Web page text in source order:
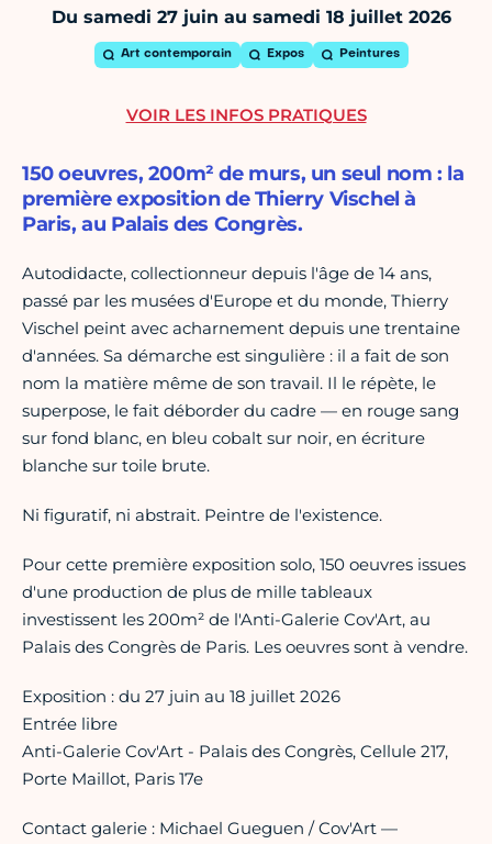
Du samedi 27 juin au samedi 18 juillet 2026
Art contemporain Expos Peintures
150 oeuvres, 200m² de murs, un seul nom : la
première exposition de Thierry Vischel à
Paris, au Palais des Congrès.
Autodidacte, collectionneur depuis l'âge de 14 ans,
passé par les musées d'Europe et du monde, Thierry
Vischel peint avec acharnement depuis une trentaine
d'années. Sa démarche est singulière : il a fait de son
nom la matière même de son travail. Il le répète, le
superpose, le fait déborder du cadre — en rouge sang
sur fond blanc, en bleu cobalt sur noir, en écriture
blanche sur toile brute.
Ni figuratif, ni abstrait. Peintre de l'existence.
Pour cette première exposition solo, 150 oeuvres issues
d'une production de plus de mille tableaux
investissent les 200m² de l'Anti-Galerie Cov'Art, au
Palais des Congrès de Paris. Les oeuvres sont à vendre.
Exposition : du 27 juin au 18 juillet 2026
Entrée libre
Anti-Galerie Cov'Art - Palais des Congrès, Cellule 217,
Porte Maillot, Paris 17e
Contact galerie : Michael Gueguen / Cov'Art —
VOIR LES INFOS PRATIQUES